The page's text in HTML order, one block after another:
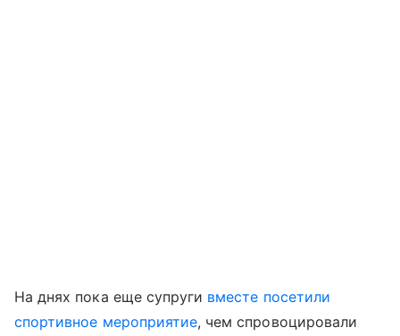
На днях пока еще супруги вместе посетили
спортивное мероприятие, чем спровоцировали